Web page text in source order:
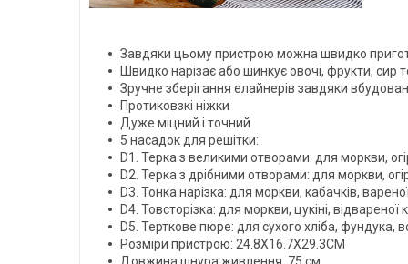
Завдяки цьому пристрою можна швидко
Швидко нарізає або шинкує овочі, фрукти, сир
Зручне зберігання елайнерів завдяки
Протиковзкі ніжки
Дуже міцний і точний
5 насадок для решітки:
D1. Терка з великими отворами: для моркви,
D2. Терка з дрібними отворами: для моркви,
D3. Тонка нарізка: для моркви, кабачків,
D4. Товсторізка: для моркви, цукіні,
D5. Терткове пюре: для сухого хліба, фундука,
Розміри пристрою: 24.8X16.7X29.3CM